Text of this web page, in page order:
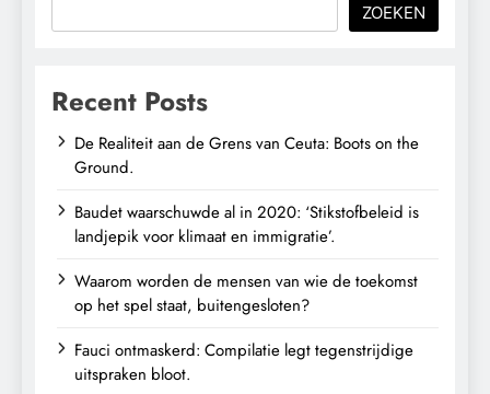
ZOEKEN
Recent Posts
De Realiteit aan de Grens van Ceuta: Boots on the
Ground.
Baudet waarschuwde al in 2020: ‘Stikstofbeleid is
landjepik voor klimaat en immigratie’.
Waarom worden de mensen van wie de toekomst
op het spel staat, buitengesloten?
Fauci ontmaskerd: Compilatie legt tegenstrijdige
uitspraken bloot.